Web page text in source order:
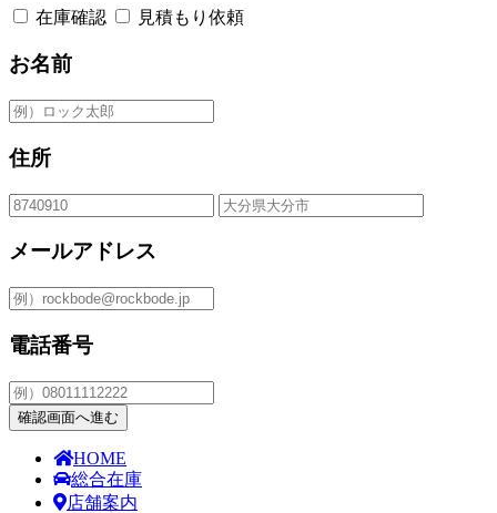
在庫確認 見積もり依頼
お名前
住所
メールアドレス
電話番号
確認画面へ進む
HOME
総合在庫
店舗案内